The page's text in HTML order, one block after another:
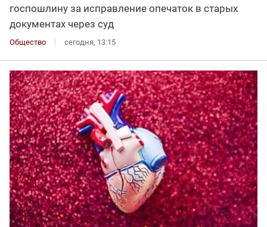
госпошлину за исправление опечаток в старых
документах через суд
Общество сегодня, 13:15